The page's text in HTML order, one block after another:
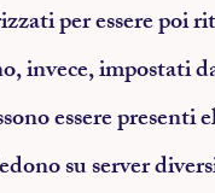
per essere poi
invece, impostati
essere
su server